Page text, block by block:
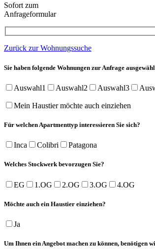
Sofort zum
Anfrageformular
Zurück zur Wohnungssuche
Sie haben folgende Wohnungen zur Anfrage
Auswahl1 Auswahl2 Auswahl3
Mein Haustier möchte auch einziehen
Für welchen Apartmenttyp interessieren Sie sich?
Inca Colibri Patagona
Welches Stockwerk bevorzugen Sie?
EG 1.OG 2.OG 3.OG 4.OG
Möchte auch ein Haustier einziehen?
Ja
Um Ihnen ein Angebot machen zu können, benötigen